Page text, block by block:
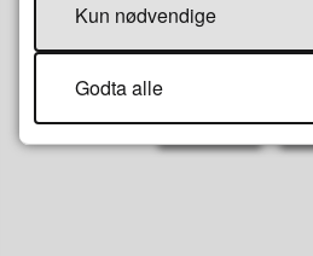
Fant du det du
Ja
Kun nødvendige
Godta alle